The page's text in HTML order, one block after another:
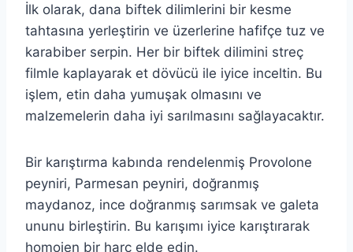
İlk olarak, dana biftek dilimlerini bir kesme
tahtasına yerleştirin ve üzerlerine hafifçe tuz ve
karabiber serpin. Her bir biftek dilimini streç
filmle kaplayarak et dövücü ile iyice inceltin. Bu
işlem, etin daha yumuşak olmasını ve
malzemelerin daha iyi sarılmasını sağlayacaktır.
Bir karıştırma kabında rendelenmiş Provolone
peyniri, Parmesan peyniri, doğranmış
maydanoz, ince doğranmış sarımsak ve galeta
ununu birleştirin. Bu karışımı iyice karıştırarak
homojen bir harç elde edin.